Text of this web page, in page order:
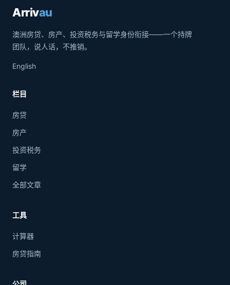
Arrivau
澳洲房贷、房产、投资税务与留学身份衔接——一个持牌
团队，说人话，不推销。
English
栏目
房贷
房产
投资税务
留学
全部文章
工具
计算器
房贷指南